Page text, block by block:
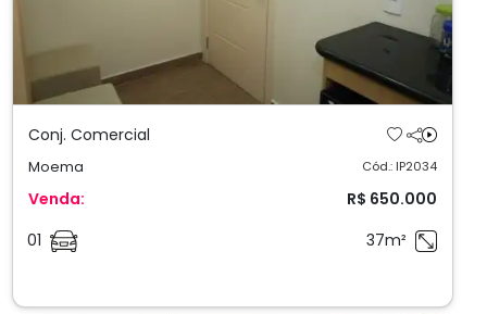
Conj. Comercial
Moema Cód.: IP2034
Venda:
R$ 650.000
01
37m²